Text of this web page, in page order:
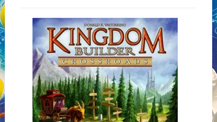
QUI SOMMES-NOUS ?
NOUS CONTACTER !